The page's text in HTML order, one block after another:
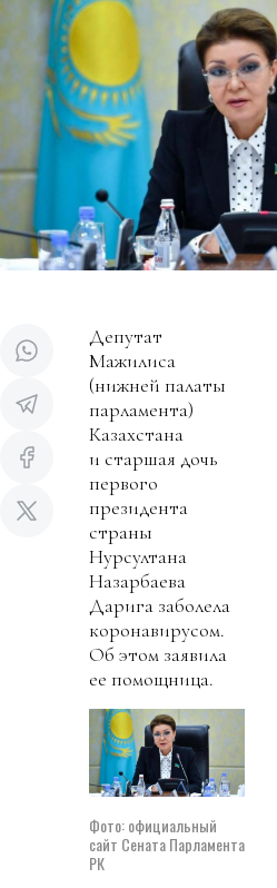
Депутат
Мажилиса
(нижней палаты
парламента)
Казахстана
и старшая дочь
первого
президента
страны
Нурсултана
Назарбаева
Дарига заболела
коронавирусом.
Об этом заявила
ее помощница.
Фото: официальный
сайт Сената Парламента
РК